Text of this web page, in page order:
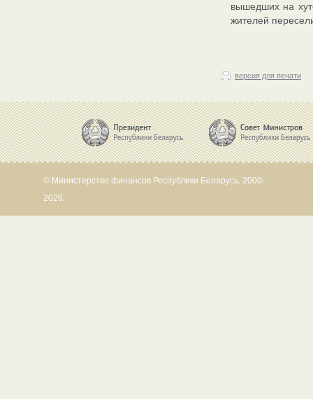
вышедших на
жителей
версия для печати
© Министерство финансов Республики Беларусь, 2000-
2026.